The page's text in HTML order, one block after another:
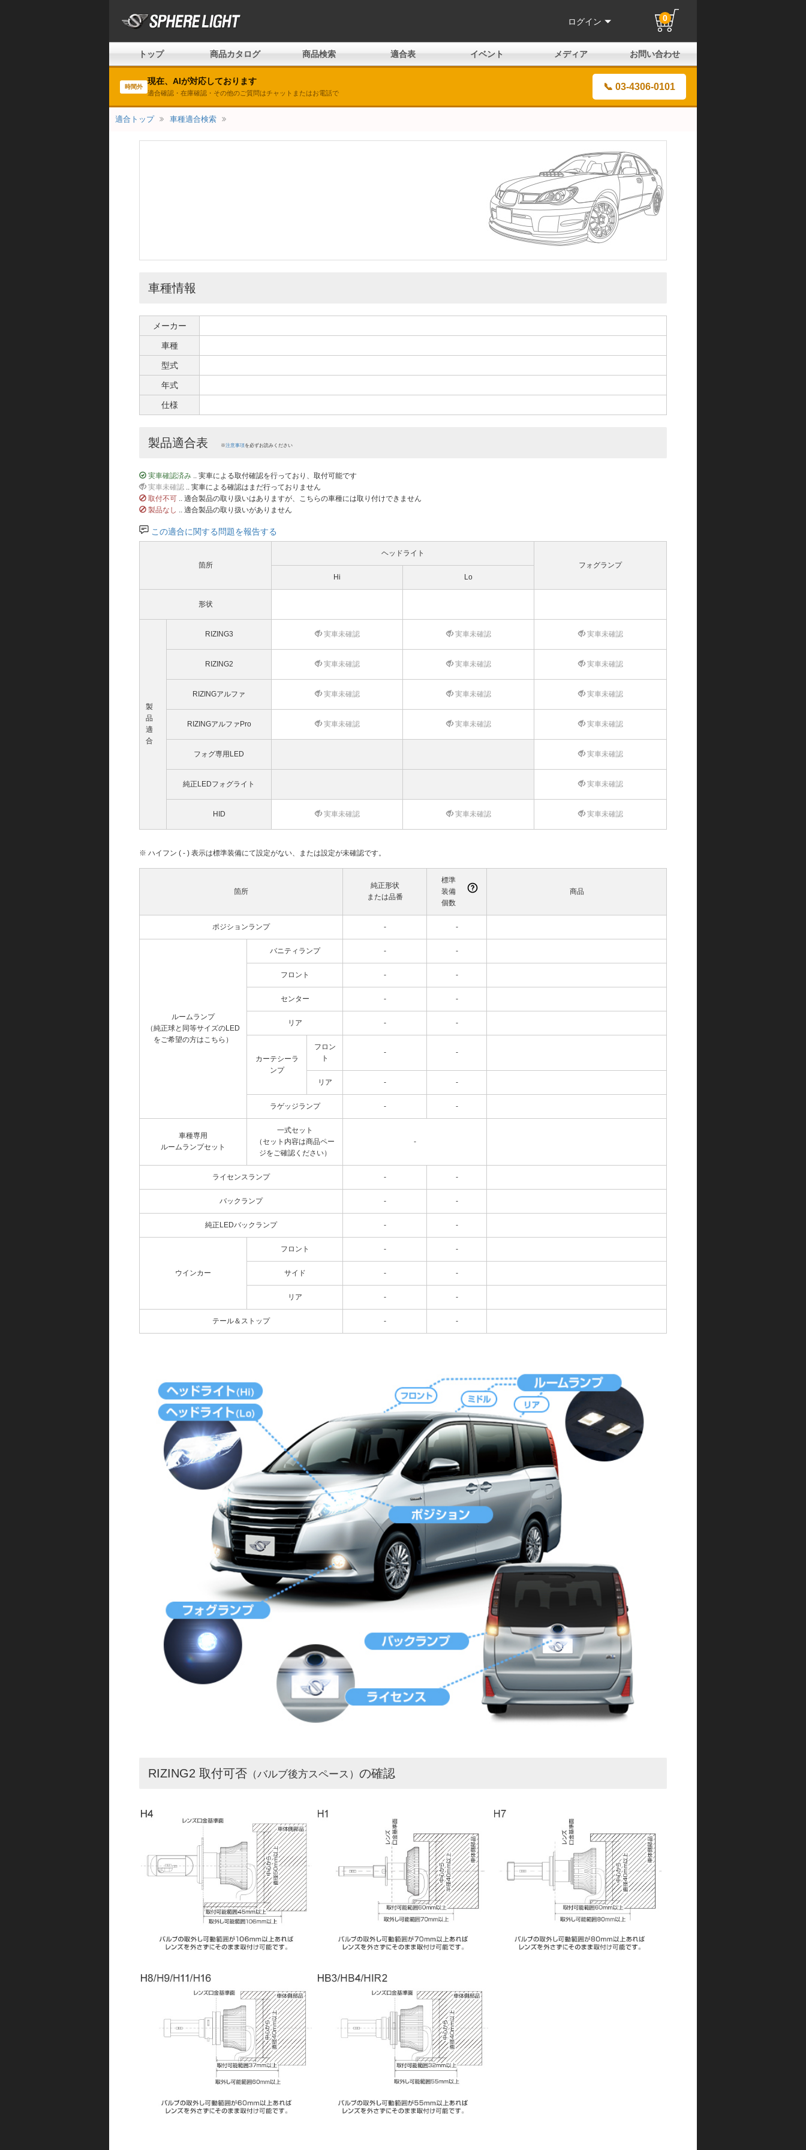
ログイン 0
トップ 商品カタログ 商品検索 適合表 イベント メディア お問い合わせ
時間外
現在、AIが対応しております
適合確認・在庫確認・その他のご質問はチャットまたはお電話で
📞 03-4306-0101
適合トップ 車種適合検索
車種情報
メーカー
車種
型式
年式
仕様
製品適合表 ※注意事項を必ずお読みください
実車確認済み .. 実車による取付確認を行っており、取付可能です
実車未確認 .. 実車による確認はまだ行っておりません
取付不可 .. 適合製品の取り扱いはありますが、こちらの車種には取り付けできません
製品なし .. 適合製品の取り扱いがありません
この適合に関する問題を報告する
箇所
ヘッドライト
フォグランプ
Hi
Lo
形状
製
品
適
合
RIZING3 実車未確認 実車未確認 実車未確認
RIZING2 実車未確認 実車未確認 実車未確認
RIZINGアルファ 実車未確認 実車未確認 実車未確認
RIZINGアルファPro 実車未確認 実車未確認 実車未確認
フォグ専用LED 実車未確認
純正LEDフォグライト 実車未確認
HID 実車未確認 実車未確認 実車未確認
※ ハイフン ( - ) 表示は標準装備にて設定がない、または設定が未確認です。
箇所
純正形状
または品番
標準
装備
個数
商品
ポジションランプ - -
ルームランプ
（純正球と同等サイズのLED
をご希望の方はこちら）
バニティランプ - -
フロント - -
センター - -
リア - -
カーテシーラ
ンプ
フロン
ト
- -
リア - -
ラゲッジランプ - -
車種専用
ルームランプセット
一式セット
（セット内容は商品ペー
ジをご確認ください）
-
ライセンスランプ - -
バックランプ - -
純正LEDバックランプ - -
ウインカー
フロント - -
サイド - -
リア - -
テール＆ストップ - -
RIZING2 取付可否 （バルブ後方スペース） の確認